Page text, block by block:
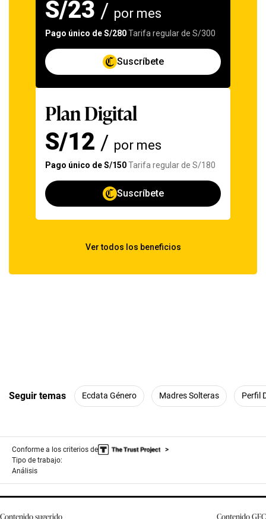
Seguir temas Ecdata Género Madres Solteras Perfil
Conforme a los criterios de
Tipo de trabajo:
Análisis
Contenido sugerido ContenidoGEC